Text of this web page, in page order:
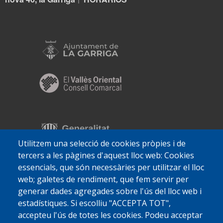
Utilitzem una selecció de cookies pròpies i de
tercers a les pàgines d'aquest lloc web: Cookies
essencials, que són necessàries per utilitzar el lloc
web; galetes de rendiment, que fem servir per
generar dades agregades sobre l'ús del lloc web i
estadístiques. Si escolliu "ACCEPTA TOT",
accepteu l'ús de totes les cookies. Podeu acceptar